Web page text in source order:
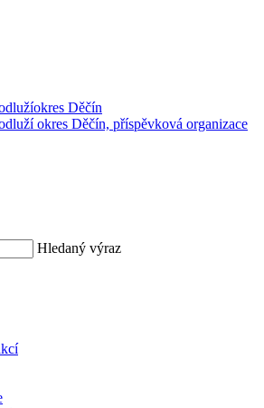
okres Děčín
okres Děčín, příspěvková organizace
Hledaný výraz